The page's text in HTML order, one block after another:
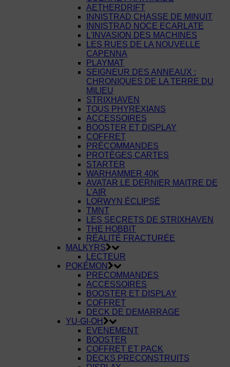
AETHERDRIFT
INNISTRAD CHASSE DE MINUIT
INNISTRAD NOCE ECARLATE
L'INVASION DES MACHINES
LES RUES DE LA NOUVELLE
CAPENNA
PLAYMAT
SEIGNEUR DES ANNEAUX :
CHRONIQUES DE LA TERRE DU
MILIEU
STRIXHAVEN
TOUS PHYREXIANS
ACCESSOIRES
BOOSTER ET DISPLAY
COFFRET
PRÉCOMMANDES
PROTÈGES CARTES
STARTER
WARHAMMER 40K
AVATAR LE DERNIER MAITRE DE
L'AIR
LORWYN ÉCLIPSÉ
TMNT
LES SECRETS DE STRIXHAVEN
THE HOBBIT
RÉALITÉ FRACTURÉE
MALKYRS
LECTEUR
POKÉMON
PRECOMMANDES
ACCESSOIRES
BOOSTER ET DISPLAY
COFFRET
DECK DE DEMARRAGE
YU-GI-OH
EVENEMENT
BOOSTER
COFFRET ET PACK
DECKS PRECONSTRUITS